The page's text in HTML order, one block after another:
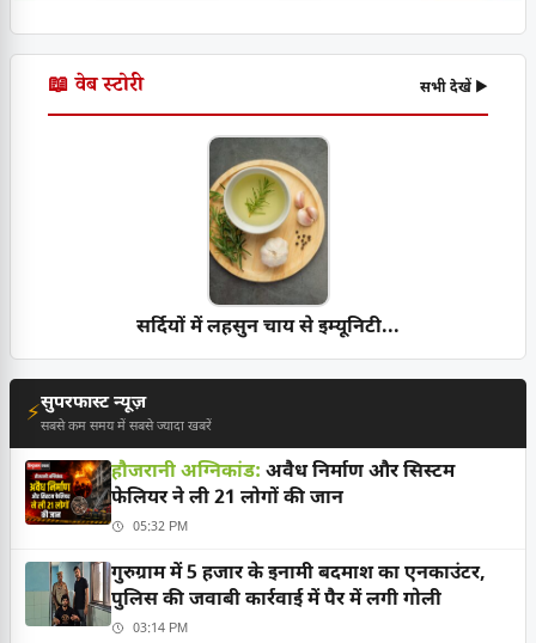
📖 वेब स्टोरी सभी देखें ▶
सर्दियों में लहसुन चाय से इम्यूनिटी...
⚡सुपरफास्ट न्यूज़
सबसे कम समय में सबसे ज्यादा खबरें
हौजरानी अग्निकांड: अवैध निर्माण और सिस्टम
फेलियर ने ली 21 लोगों की जान
05:32 PM
गुरुग्राम में 5 हजार के इनामी बदमाश का एनकाउंटर,
पुलिस की जवाबी कार्रवाई में पैर में लगी गोली
03:14 PM